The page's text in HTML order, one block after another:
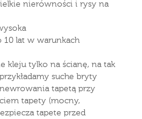
nierówności i rysy na
10 lat w warunkach
kleju tylko na ścianę, na tak
suche bryty
tapetą przy
tapety (mocny,
tapete przed